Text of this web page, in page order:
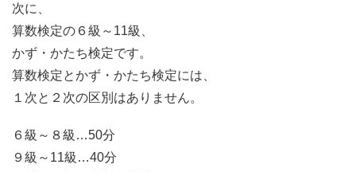
次に、
算数検定の６級～11級、
かず・かたち検定です。
算数検定とかず・かたち検定には、
１次と２次の区別はありません。
６級～８級…50分
９級～11級…40分